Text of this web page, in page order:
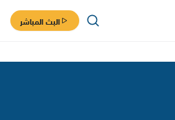
البث المباشر